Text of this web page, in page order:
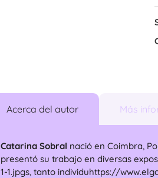
Acerca del autor Más
Catarina Sobral nació en Coimbra,
presentó su trabajo en diversas
1-1.jpgs, tanto individuhttps://